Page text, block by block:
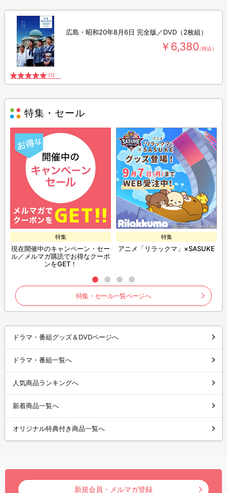
(1)
広島・昭和20年8月6日 完全版／DVD（2枚組）
￥6,380（税込）
特集・セール
特集
現在開催中のキャンペーン・セー
ル／メルマガ購読でお得なクーポ
ンをGET！
特集
アニメ「リラックマ」×SASUKE
特集・セール一覧ページへ
ドラマ・番組グッズ＆DVDページへ
ドラマ・番組一覧へ
人気商品ランキングへ
新着商品一覧へ
オリジナル特典付き商品一覧へ
新規会員・メルマガ登録